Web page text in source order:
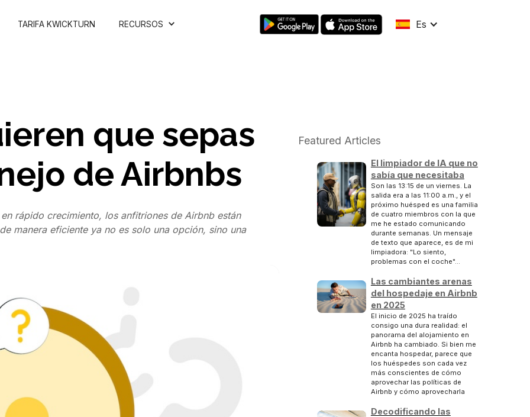
TARIFA KWICKTURN RECURSOS Es
que sepas
de Airbnbs
rápido crecimiento, los anfitriones de Airbnb están
manera eficiente ya no es solo una opción, sino una
Featured Articles
El limpiador de IA que no
sabía que necesitaba
Son las 13:15 de un viernes. La
salida era a las 11:00 a.m., y el
próximo huésped es una familia
de cuatro miembros con la que
me he estado comunicando
durante semanas. Un mensaje
de texto que aparece, es de mi
limpiadora: "Lo siento,
problemas con el coche"...
Las cambiantes arenas
del hospedaje en Airbnb
en 2025
El inicio de 2025 ha traído
consigo una dura realidad: el
panorama del alojamiento en
Airbnb ha cambiado. Si bien me
encanta hospedar, parece que
los huéspedes son cada vez
más conscientes de cómo
aprovechar las políticas de
Airbnb y cómo aprovecharla
Decodificando las